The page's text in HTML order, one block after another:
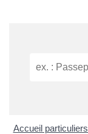
Accueil particuliers